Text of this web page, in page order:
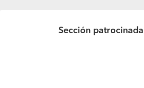
Sección